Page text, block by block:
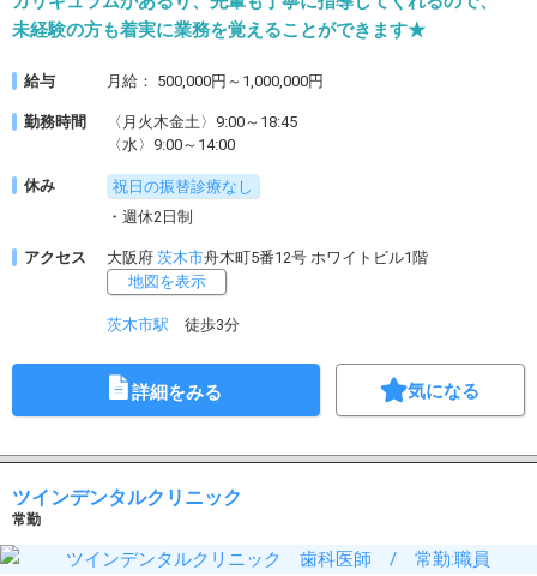
未経験の方も着実に業務を覚えることができます★
給与 月給： 500,000円～1,000,000円
勤務時間
〈月火木金土〉9:00～18:45
〈水〉9:00～14:00
休み
祝日の振替診療なし
・週休2日制
アクセス 大阪府 茨木市舟木町5番12号 ホワイトビル1階
地図を表示
茨木市駅 徒歩3分
詳細をみる 気になる
ツインデンタルクリニック
常勤